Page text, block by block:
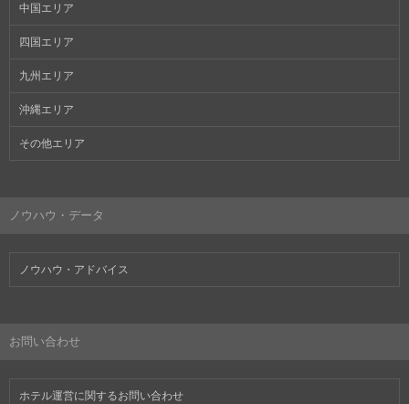
中国エリア
四国エリア
九州エリア
沖縄エリア
その他エリア
ノウハウ・データ
ノウハウ・アドバイス
お問い合わせ
ホテル運営に関するお問い合わせ